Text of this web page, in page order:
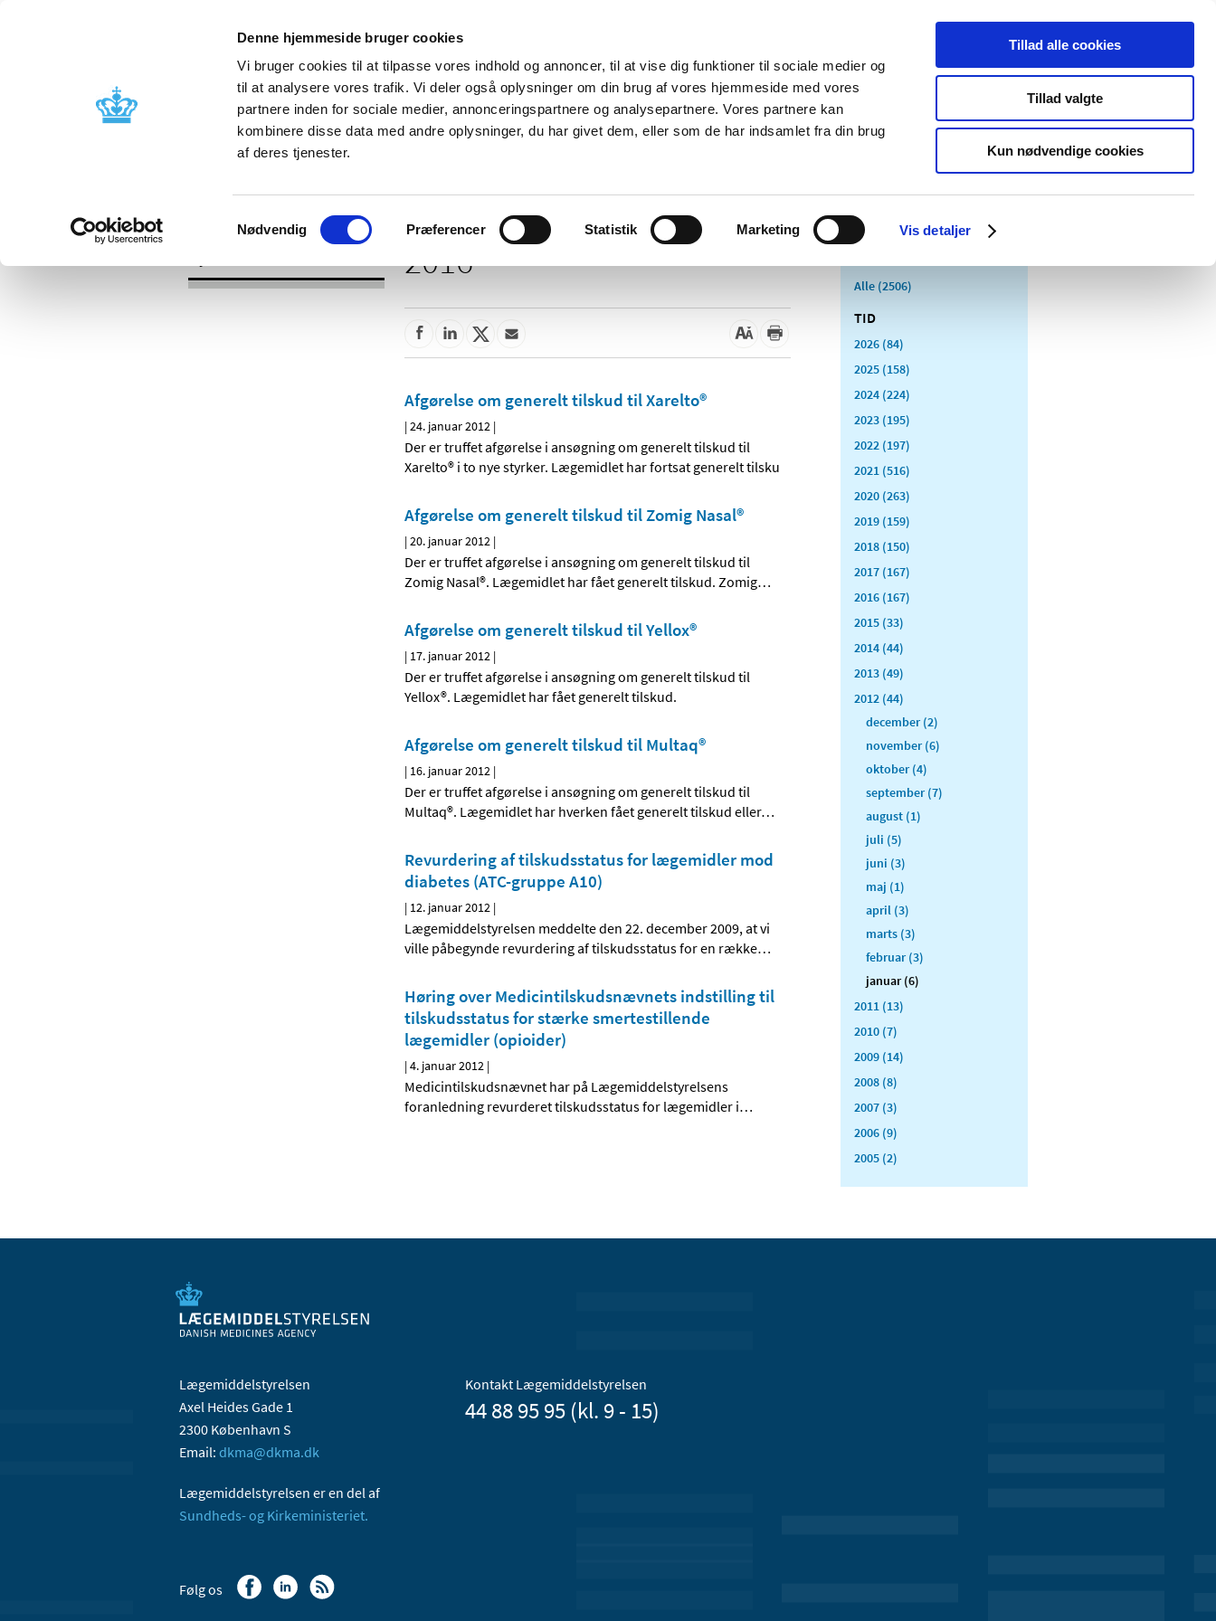
Denne hjemmeside bruger cookies
Vi bruger cookies til at tilpasse vores indhold og annoncer, til at vise dig funktioner til sociale medier og
til at analysere vores trafik. Vi deler også oplysninger om din brug af vores hjemmeside med vores
partnere inden for sociale medier, annonceringspartnere og analysepartnere. Vores partnere kan
kombinere disse data med andre oplysninger, du har givet dem, eller som de har indsamlet fra din brug
af deres tjenester.
Samtykkevalg
Nødvendig Præferencer Statistik Marketing Vis detaljer
Tillad alle cookies
Tillad valgte
Kun nødvendige cookies
Nyheder Om os Kontakt Udgivelser
Godkendelse og
Bivirkninger og
produktinformation
Tilskud og
Apoteker og salg af
Medicinsk
Særlige
produktområder
2016
Afgørelse om generelt tilskud til Xarelto®
|24. januar 2012 |
Der er truffet afgørelse i ansøgning om generelt tilskud til
Xarelto® i to nye styrker. Lægemidlet har fortsat generelt tilsku
Afgørelse om generelt tilskud til Zomig Nasal®
|20. januar 2012 |
Der er truffet afgørelse i ansøgning om generelt tilskud til
Zomig Nasal®. Lægemidlet har fået generelt tilskud. Zomig…
Afgørelse om generelt tilskud til Yellox®
| 17. januar 2012 |
Der er truffet afgørelse i ansøgning om generelt tilskud til
Yellox®. Lægemidlet har fået generelt tilskud.
Afgørelse om generelt tilskud til Multaq®
| 16. januar 2012 |
Der er truffet afgørelse i ansøgning om generelt tilskud til
Multaq®. Lægemidlet har hverken fået generelt tilskud eller…
Revurdering af tilskudsstatus for lægemidler mod
diabetes (ATC-gruppe A10)
| 12. januar 2012 |
Lægemiddelstyrelsen meddelte den 22. december 2009, at vi
ville påbegynde revurdering af tilskudsstatus for en række…
Høring over Medicintilskudsnævnets indstilling til
tilskudsstatus for stærke smertestillende
lægemidler (opioider)
|4. januar 2012 |
Medicintilskudsnævnet har på Lægemiddelstyrelsens
foranledning revurderet tilskudsstatus for lægemidler i…
Alle (2506)
TID
2026 (84)
2025 (158)
2024 (224)
2023 (195)
2022 (197)
2021 (516)
2020 (263)
2019 (159)
2018 (150)
2017 (167)
2016 (167)
2015 (33)
2014 (44)
2013 (49)
2012 (44)
december (2)
november (6)
oktober (4)
september (7)
august (1)
juli (5)
juni (3)
maj (1)
april (3)
marts (3)
februar (3)
januar (6)
2011 (13)
2010 (7)
2009 (14)
2008 (8)
2007 (3)
2006 (9)
2005 (2)
Lægemiddelstyrelsen
Axel Heides Gade 1
2300 København S
Email: dkma@dkma.dk
Lægemiddelstyrelsen er en del af
Sundheds- og Kirkeministeriet.
Kontakt Lægemiddelstyrelsen
44 88 95 95 (kl. 9 - 15)
Følg os